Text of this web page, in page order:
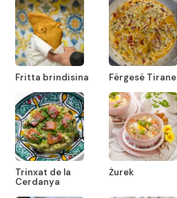
Fritta brindisina Fërgesë Tirane
Trinxat de la
Cerdanya
Żurek